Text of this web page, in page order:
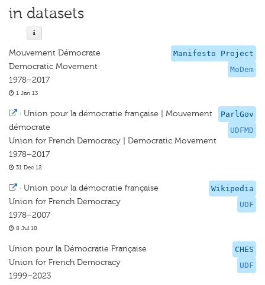
in datasets
Manifesto Project
MoDem
Mouvement Démocrate
Democratic Movement
1978–2017
1 Jan 13
ParlGov
UDFMD
· Union pour la démocratie française | Mouvement
démocrate
Union for French Democracy | Democratic Movement
1978–2017
31 Dec 12
Wikipedia
UDF
· Union pour la démocratie française
Union for French Democracy
1978–2007
8 Jul 18
CHES
UDF
Union pour la Démocratie Française
Union for French Democracy
1999–2023